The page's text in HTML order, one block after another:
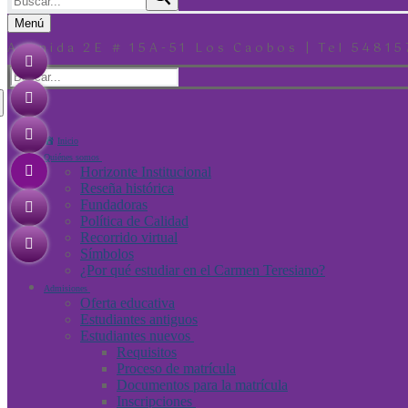
Menú
Avenida 2E # 15A-51 Los Caobos | Tel
Inicio
Quiénes somos
Horizonte Institucional
Reseña histórica
Fundadoras
Política de Calidad
Recorrido virtual
Símbolos
¿Por qué estudiar en el Carmen Teresiano?
Admisiones
Oferta educativa
Estudiantes antiguos
Estudiantes nuevos
Requisitos
Proceso de matrícula
Documentos para la matrícula
Inscripciones